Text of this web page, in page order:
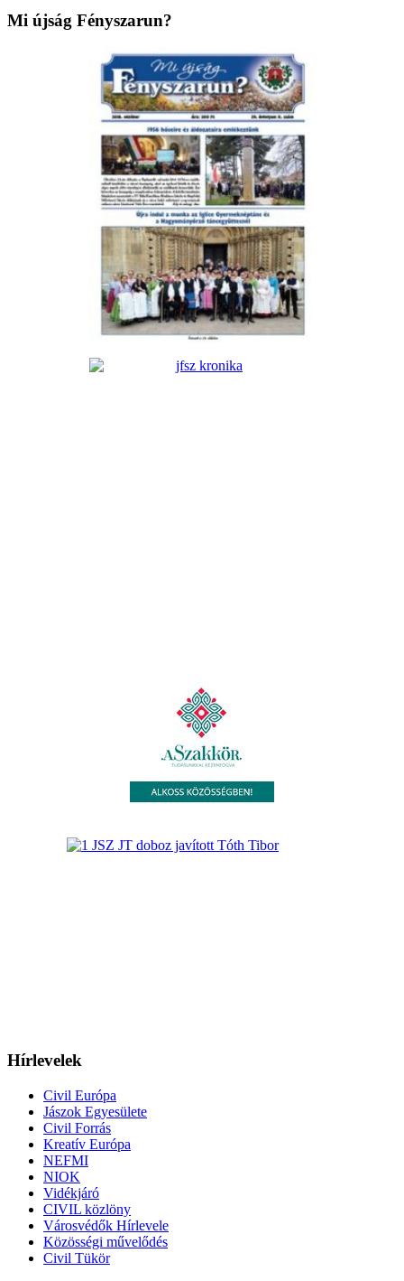
Mi újság Fényszarun?
Hírlevelek
Civil Európa
Jászok Egyesülete
Civil Forrás
Kreatív Európa
NEFMI
NIOK
Vidékjáró
CIVIL közlöny
Városvédők Hírlevele
Közösségi művelődés
Civil Tükör